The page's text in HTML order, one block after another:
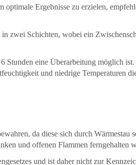
Ergebnisse zu erzielen,
zwei Schichten, wobei ein
Stunden eine Überarbeitung möglich
und niedrige Temperaturen
da diese sich durch Wärmestau
und offenen Flammen ferngehalten
und ist daher nicht zur